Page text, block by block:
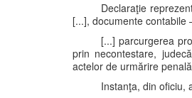
Declaraţie
[...], documente contabile
[...] parcurgerea
prin necontestare,
actelor de urmărire
Instanţa, din oficiu,